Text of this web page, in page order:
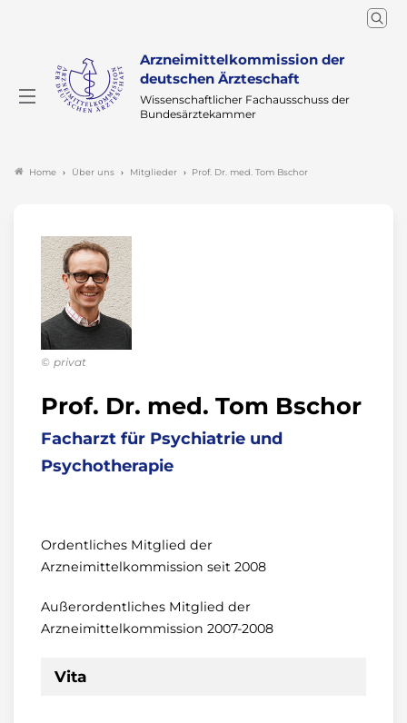
Arzneimittelkommission der
deutschen Ärzteschaft
Wissenschaftlicher Fachausschuss der
Bundesärztekammer
Home Über uns Mitglieder Prof. Dr. med. Tom Bschor
Prof. Dr. med. Tom Bschor
Facharzt für Psychiatrie und
Psychotherapie
Ordentliches Mitglied der
Arzneimittelkommission seit 2008
Außerordentliches Mitglied der
Arzneimittelkommission 2007-2008
Vita
privat